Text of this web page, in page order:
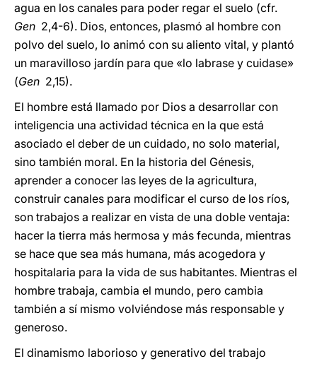
agua en los canales para poder regar el suelo (cfr.
Gen 2,4-6). Dios, entonces, plasmó al hombre con
polvo del suelo, lo animó con su aliento vital, y plantó
un maravilloso jardín para que «lo labrase y cuidase»
(Gen 2,15).
El hombre está llamado por Dios a desarrollar con
inteligencia una actividad técnica en la que está
asociado el deber de un cuidado, no solo material,
sino también moral. En la historia del Génesis,
aprender a conocer las leyes de la agricultura,
construir canales para modificar el curso de los ríos,
son trabajos a realizar en vista de una doble ventaja:
hacer la tierra más hermosa y más fecunda, mientras
se hace que sea más humana, más acogedora y
hospitalaria para la vida de sus habitantes. Mientras el
hombre trabaja, cambia el mundo, pero cambia
también a sí mismo volviéndose más responsable y
generoso.
El dinamismo laborioso y generativo del trabajo